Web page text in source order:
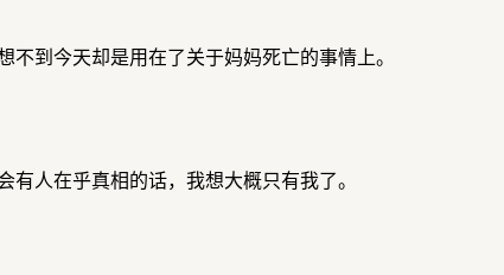
到今天却是用在了关于妈妈死亡的事情上。
人在乎真相的话，我想大概只有我了。